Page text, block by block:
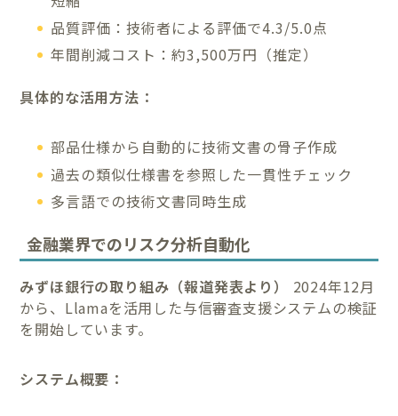
品質評価：技術者による評価で4.3/5.0点
年間削減コスト：約3,500万円（推定）
具体的な活用方法：
部品仕様から自動的に技術文書の骨子作成
過去の類似仕様書を参照した一貫性チェック
多言語での技術文書同時生成
金融業界でのリスク分析自動化
みずほ銀行の取り組み（報道発表より）
2024年12月
から、Llamaを活用した与信審査支援システムの検証
を開始しています。
システム概要：